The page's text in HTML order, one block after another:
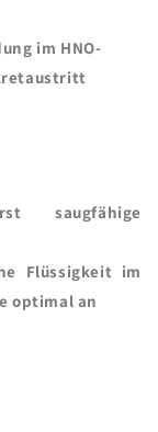
im HNO-
saugfähige
Flüssigkeit im
optimal an